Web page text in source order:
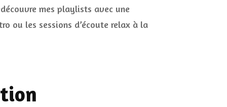
mes playlists avec une
ou les sessions d’écoute relax à la